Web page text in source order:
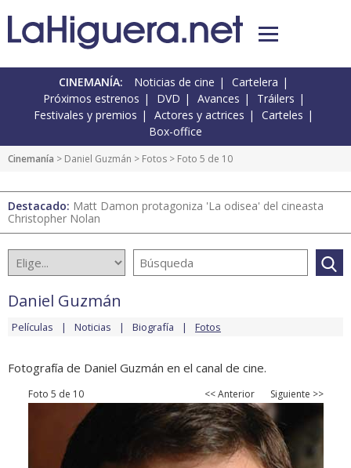
CINEMANÍA: Noticias de cine
Cartelera
Próximos estrenos
DVD Avances
Tráilers
Festivales y premios
Actores y actrices
Carteles
Box-office
Cinemanía > Daniel Guzmán > Fotos > Foto 5 de 10
Destacado: Matt Damon protagoniza 'La odisea' del cineasta
Christopher Nolan
Daniel Guzmán
Películas Noticias Biografía Fotos
Fotografía de Daniel Guzmán en el canal de cine.
Foto 5 de 10 << Anterior Siguiente >>